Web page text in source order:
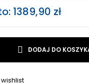
1389,90 zł
DODAJ DO